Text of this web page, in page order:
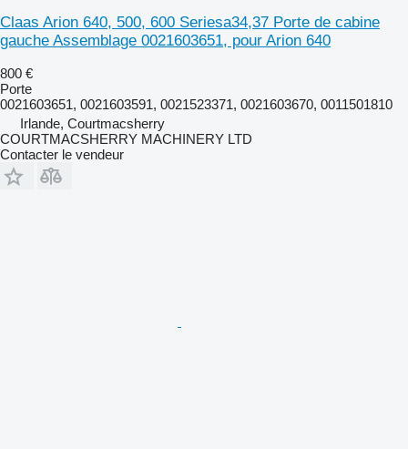
Claas Arion 640, 500, 600 Seriesa34,37 Porte de cabine
gauche Assemblage 0021603651, pour Arion 640
800 €
Porte
0021603651, 0021603591, 0021523371, 0021603670, 0011501810
Irlande, Courtmacsherry
COURTMACSHERRY MACHINERY LTD
Contacter le vendeur